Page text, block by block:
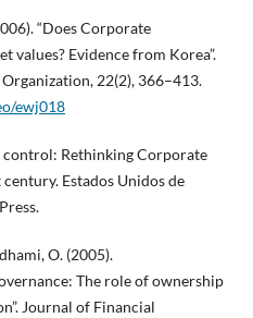
“Does Corporate
values? Evidence from Korea”.
22(2), 366–413.
ewj018
control: Rethinking Corporate
Estados Unidos de
O. (2005).
The role of ownership
Journal of Financial